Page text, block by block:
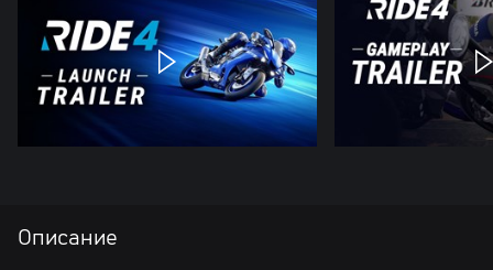
Описание